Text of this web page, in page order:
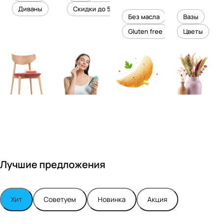
ным
дизайне
Турским
Диваны
ние
кожи
Скидки до 50%
холесте
рина
Без масла
Gluten free
уюта в
вашем
интерье
Вазы
Цветы
Лучшие предложения
Хит Советуем Новинка Акция